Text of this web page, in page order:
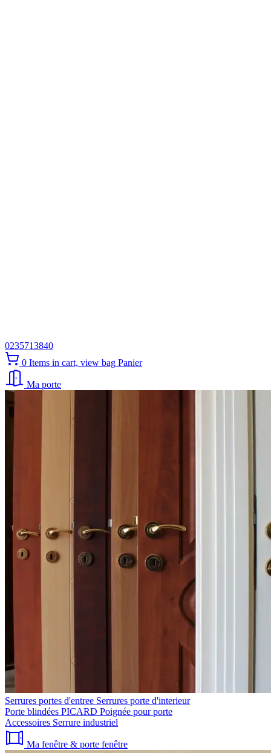
0235713840
0 Items in cart, view bag Panier
Ma porte
Serrures portes d'entree Serrures porte d'interieur
Porte blindées PICARD Poignée pour porte
Accessoires Serrure industriel
Ma fenêtre & porte fenêtre